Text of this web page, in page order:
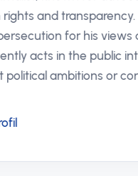
has proven she does not
political and corporate
has long worked as an
journalist without any
Lihat Profil